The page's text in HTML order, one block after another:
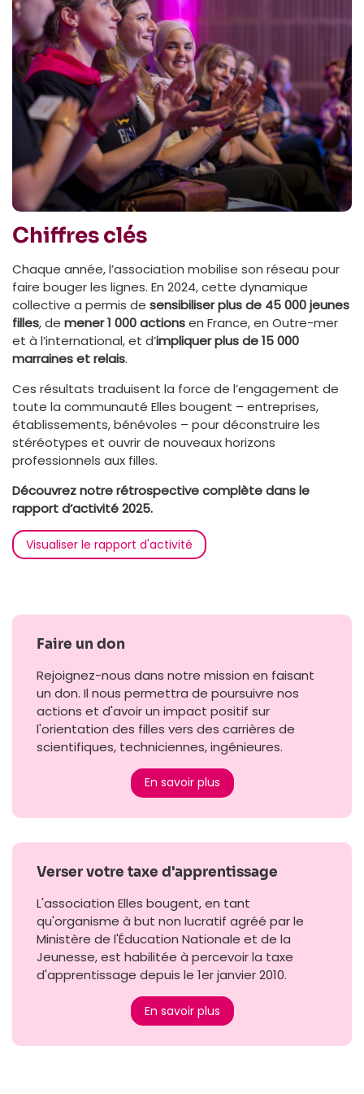
Chiffres clés
Chaque année, l’association mobilise son réseau pour
faire bouger les lignes. En 2024, cette dynamique
collective a permis de sensibiliser plus de 45 000 jeunes
filles, de mener 1 000 actionsen France, en Outre-mer
et à l’international, et d’impliquer plus de 15 000
marraines et relais.
Ces résultats traduisent la force de l’engagement de
toute la communauté Elles bougent – entreprises,
établissements, bénévoles – pour déconstruire les
stéréotypes et ouvrir de nouveaux horizons
professionnels aux filles.
Découvrez notre rétrospective complète dans le
rapport d’activité 2025.
Visualiser le rapport d'activité
Faire un don
Rejoignez-nous dans notre mission en faisant
un don. Il nous permettra de poursuivre nos
actions et d'avoir un impact positif sur
l'orientation des filles vers des carrières de
scientifiques, techniciennes, ingénieures.
En savoir plus
Verser votre taxe d'apprentissage
L'association Elles bougent, en tant
qu'organisme à but non lucratif agréé par le
Ministère de l'Éducation Nationale et de la
Jeunesse, est habilitée à percevoir la taxe
d'apprentissage depuis le 1er janvier 2010.
En savoir plus